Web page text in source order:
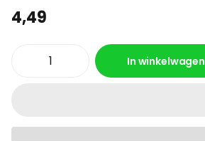
4,49
In winkelwagen